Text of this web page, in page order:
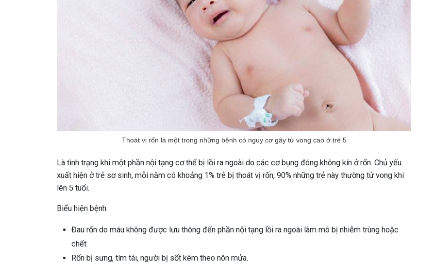
Thoát vị rốn là một trong những bệnh có nguy cơ gây tử vong cao ở trẻ 5
Là tình trạng khi một phần nội tạng cơ thể bị lồi ra ngoài do các cơ bụng đóng không kín ở rốn. Chủ yếu
xuất hiện ở trẻ sơ sinh, mỗi năm có khoảng 1% trẻ bị thoát vị rốn, 90% những trẻ này thường tử vong khi
lên 5 tuổi.
Biểu hiện bệnh:
Đau rốn do máu không được lưu thông đến phần nội tạng lồi ra ngoài làm mô bị nhiễm trùng hoặc
chết.
Rốn bị sưng, tím tái, người bị sốt kèm theo nôn mửa.